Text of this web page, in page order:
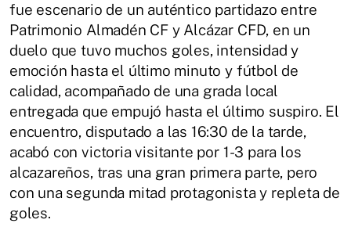
fue escenario de un auténtico partidazo entre
Patrimonio Almadén CF y Alcázar CFD, en un
duelo que tuvo muchos goles, intensidad y
emoción hasta el último minuto y fútbol de
calidad, acompañado de una grada local
entregada que empujó hasta el último suspiro. El
encuentro, disputado a las 16:30 de la tarde,
acabó con victoria visitante por 1-3 para los
alcazareños, tras una gran primera parte, pero
con una segunda mitad protagonista y repleta de
goles.